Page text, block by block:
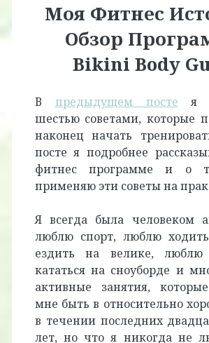
Моя Фитнес
Обзор
Bikini Body
В предыдущем посте я
шестью советами, которые
наконец начать
посте я подробнее
фитнес программе и о
применяю эти советы на
Я всегда была человеком
люблю спорт, люблю
ездить на велике,
кататься на сноуборде и
активные занятия,
мне быть в относительно
в течении последних
лет, но что я никогда не